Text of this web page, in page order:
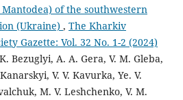
Mantodea) of the southwestern
(Ukraine) , The Kharkiv
Gazette: Vol. 32 No. 1-2 (2024)
Bezuglyi, A. A. Gera, V. M. Gleba,
V. V. Kavurka, Ye. V.
M. V. Leshchenko, V. M.